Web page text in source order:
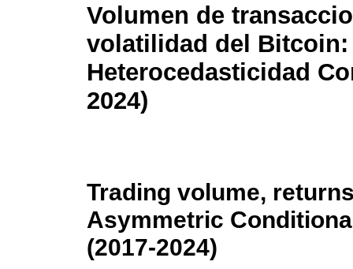
Volumen de
volatilidad del Bitcoin:
Heterocedasticidad
2024)
Trading volume,
Asymmetric
(2017-2024)